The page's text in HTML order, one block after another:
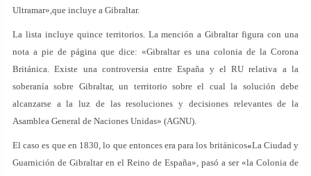
Ultramar»,que incluye a Gibraltar.
La lista incluye quince territorios. La mención a Gibraltar figura con una
nota a pie de página que dice: «Gibraltar es una colonia de la Corona
Británica. Existe una controversia entre España y el RU relativa a la
soberanía sobre Gibraltar, un territorio sobre el cual la solución debe
alcanzarse a la luz de las resoluciones y decisiones relevantes de la
Asamblea General de Naciones Unidas» (AGNU).
El caso es que en 1830, lo que entonces era para los británicos«La Ciudad y
Guarnición de Gibraltar en el Reino de España», pasó a ser «la Colonia de